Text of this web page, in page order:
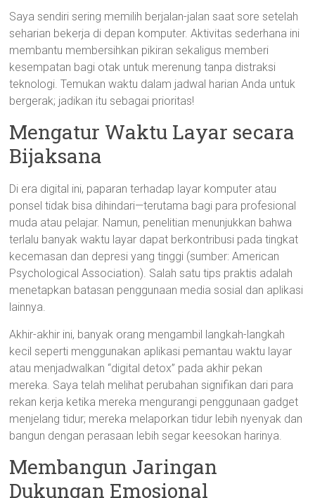
Saya sendiri sering memilih berjalan-jalan saat sore setelah
seharian bekerja di depan komputer. Aktivitas sederhana ini
membantu membersihkan pikiran sekaligus memberi
kesempatan bagi otak untuk merenung tanpa distraksi
teknologi. Temukan waktu dalam jadwal harian Anda untuk
bergerak; jadikan itu sebagai prioritas!
Mengatur Waktu Layar secara
Bijaksana
Di era digital ini, paparan terhadap layar komputer atau
ponsel tidak bisa dihindari—terutama bagi para profesional
muda atau pelajar. Namun, penelitian menunjukkan bahwa
terlalu banyak waktu layar dapat berkontribusi pada tingkat
kecemasan dan depresi yang tinggi (sumber: American
Psychological Association). Salah satu tips praktis adalah
menetapkan batasan penggunaan media sosial dan aplikasi
lainnya.
Akhir-akhir ini, banyak orang mengambil langkah-langkah
kecil seperti menggunakan aplikasi pemantau waktu layar
atau menjadwalkan “digital detox” pada akhir pekan
mereka. Saya telah melihat perubahan signifikan dari para
rekan kerja ketika mereka mengurangi penggunaan gadget
menjelang tidur; mereka melaporkan tidur lebih nyenyak dan
bangun dengan perasaan lebih segar keesokan harinya.
Membangun Jaringan
Dukungan Emosional